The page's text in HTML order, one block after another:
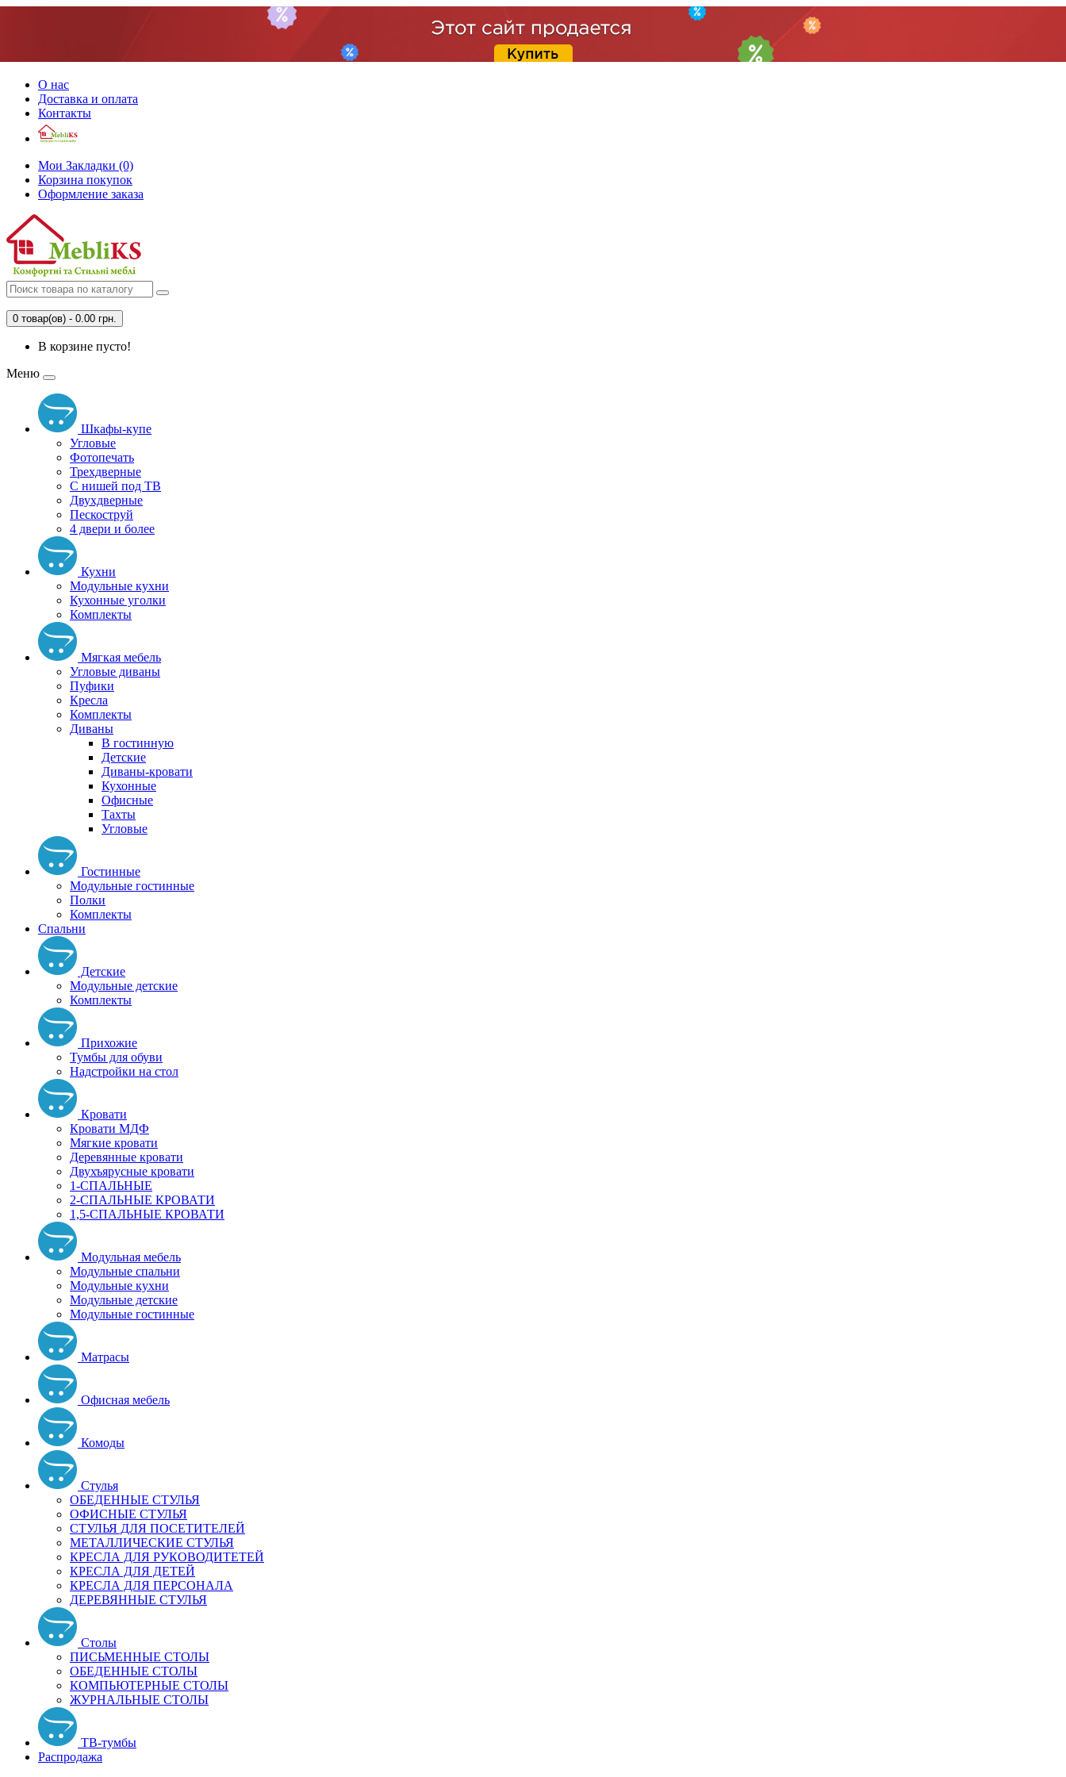
О нас
Доставка и оплата
Контакты
Мои Закладки (0)
Корзина покупок
Оформление заказа
0 товар(ов) - 0.00 грн.
В корзине пусто!
Меню
Шкафы-купе
Угловые
Фотопечать
Трехдверные
С нишей под ТВ
Двухдверные
Пескоструй
4 двери и более
Кухни
Модульные кухни
Кухонные уголки
Комплекты
Мягкая мебель
Угловые диваны
Пуфики
Кресла
Комплекты
Диваны
В гостинную
Детские
Диваны-кровати
Кухонные
Офисные
Тахты
Угловые
Гостинные
Модульные гостинные
Полки
Комплекты
Спальни
Детские
Модульные детские
Комплекты
Прихожие
Тумбы для обуви
Надстройки на стол
Кровати
Кровати МДФ
Мягкие кровати
Деревянные кровати
Двухъярусные кровати
1-СПАЛЬНЫЕ
2-СПАЛЬНЫЕ КРОВАТИ
1,5-СПАЛЬНЫЕ КРОВАТИ
Модульная мебель
Модульные спальни
Модульные кухни
Модульные детские
Модульные гостинные
Матрасы
Офисная мебель
Комоды
Стулья
ОБЕДЕННЫЕ СТУЛЬЯ
ОФИСНЫЕ СТУЛЬЯ
СТУЛЬЯ ДЛЯ ПОСЕТИТЕЛЕЙ
МЕТАЛЛИЧЕСКИЕ СТУЛЬЯ
КРЕСЛА ДЛЯ РУКОВОДИТЕТЕЙ
КРЕСЛА ДЛЯ ДЕТЕЙ
КРЕСЛА ДЛЯ ПЕРСОНАЛА
ДЕРЕВЯННЫЕ СТУЛЬЯ
Столы
ПИСЬМЕННЫЕ СТОЛЫ
ОБЕДЕННЫЕ СТОЛЫ
КОМПЬЮТЕРНЫЕ СТОЛЫ
ЖУРНАЛЬНЫЕ СТОЛЫ
ТВ-тумбы
Распродажа